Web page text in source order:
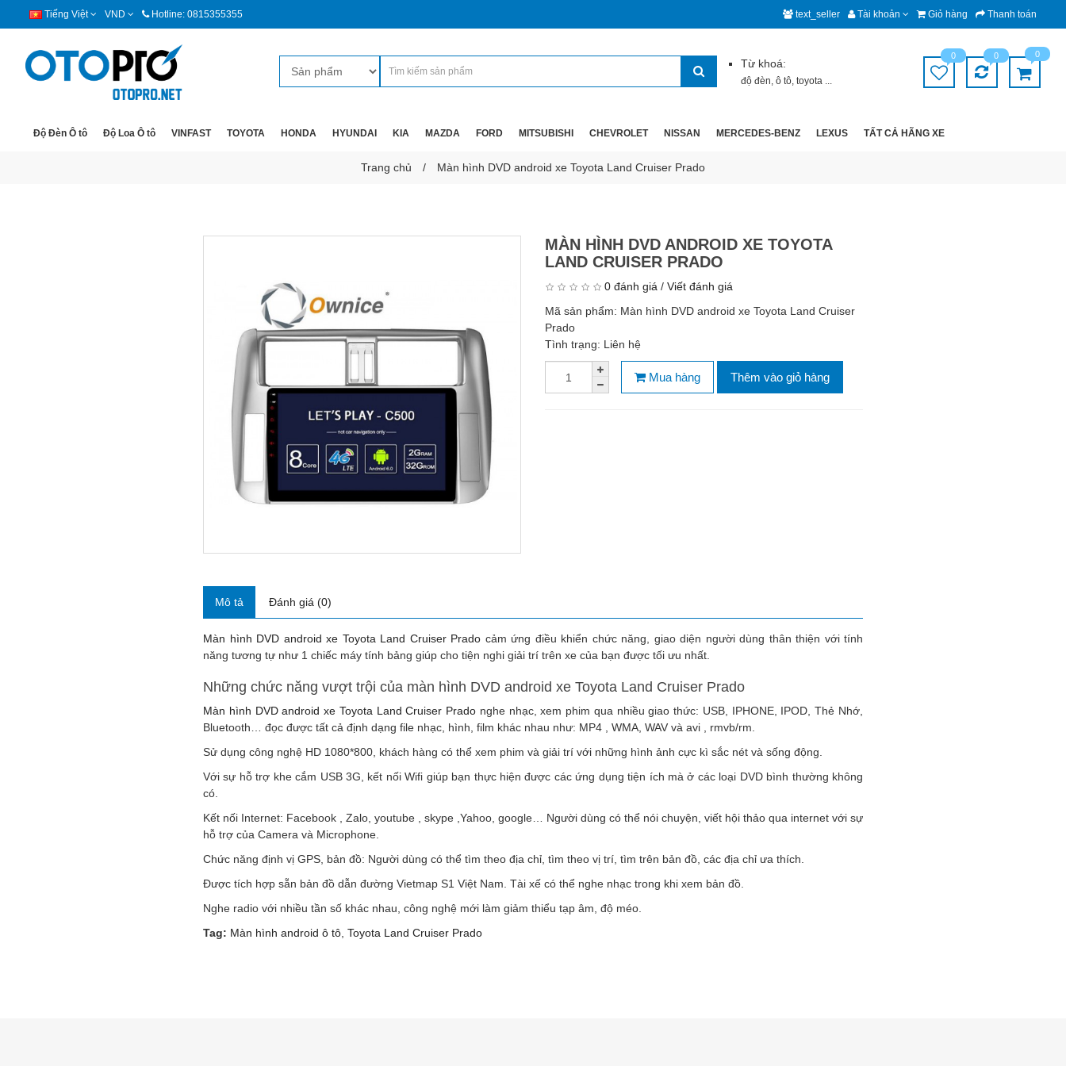
Tiếng Việt VND Hotline: 0815355355 text_seller Tài khoản Giỏ hàng Thanh toán
Từ khoá:
độ đèn,ô tô,toyota ...
0 0 0
Độ Đèn Ô tô Độ Loa Ô tô VINFAST TOYOTA HONDA HYUNDAI KIA MAZDA FORD MITSUBISHI CHEVROLET NISSAN MERCEDES-BENZ LEXUS TẤT CẢ HÃNG XE
Trang chủ Màn hình DVD android xe Toyota Land Cruiser Prado
MÀN HÌNH DVD ANDROID XE TOYOTA
LAND CRUISER PRADO
0 đánh giá / Viết đánh giá
Mã sản phẩm: Màn hình DVD android xe Toyota Land Cruiser
Prado
Tình trạng: Liên hệ
Mua hàng Thêm vào giỏ hàng
Mô tả Đánh giá (0)
Màn hình DVD android xe Toyota Land Cruiser Prado cảm ứng điều khiển chức năng, giao diện người dùng thân thiện với tính
năng tương tự như 1 chiếc máy tính bảng giúp cho tiện nghi giải trí trên xe của bạn được tối ưu nhất.
Những chức năng vượt trội của màn hình DVD android xe Toyota Land Cruiser Prado
Màn hình DVD android xe Toyota Land Cruiser Prado nghe nhạc, xem phim qua nhiều giao thức: USB, IPHONE, IPOD, Thẻ Nhớ,
Bluetooth… đọc được tất cả định dạng file nhạc, hình, film khác nhau như: MP4 , WMA, WAV và avi , rmvb/rm.
Sử dụng công nghệ HD 1080*800, khách hàng có thể xem phim và giải trí với những hình ảnh cực kì sắc nét và sống động.
Với sự hỗ trợ khe cắm USB 3G, kết nối Wifi giúp bạn thực hiện được các ứng dụng tiện ích mà ở các loại DVD bình thường không
có.
Kết nối Internet: Facebook , Zalo, youtube , skype ,Yahoo, google… Người dùng có thể nói chuyện, viết hội thảo qua internet với sự
hỗ trợ của Camera và Microphone.
Chức năng định vị GPS, bản đồ: Người dùng có thể tìm theo địa chỉ, tìm theo vị trí, tìm trên bản đồ, các địa chỉ ưa thích.
Được tích hợp sẵn bản đồ dẫn đường Vietmap S1 Việt Nam. Tài xế có thể nghe nhạc trong khi xem bản đồ.
Nghe radio với nhiều tần số khác nhau, công nghệ mới làm giảm thiểu tạp âm, độ méo.
Tag: Màn hình android ô tô Toyota Land Cruiser Prado